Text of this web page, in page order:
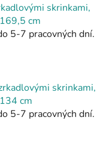
skrinkami,
cm
5-7 pracovných dní.
skrinkami,
cm
5-7 pracovných dní.